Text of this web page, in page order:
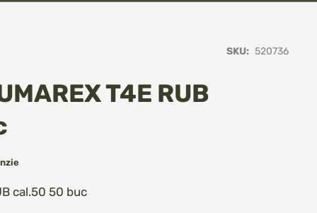
SKU 520736
T4E RUB
cal.50 50 buc